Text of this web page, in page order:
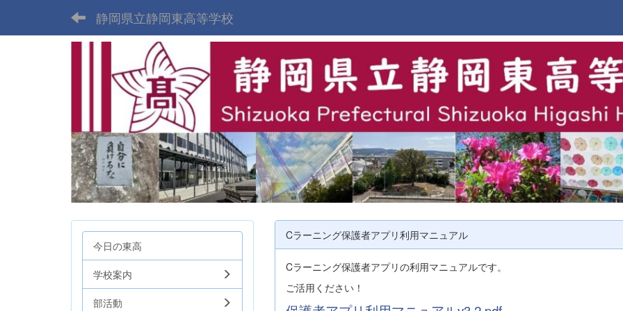
静岡県立静岡東高等学校
Cラーニング保護者アプリ利用マニュアル
Cラーニング保護者アプリの利用マニュアルです。
ご活用ください！
今日の東高
学校案内
部活動